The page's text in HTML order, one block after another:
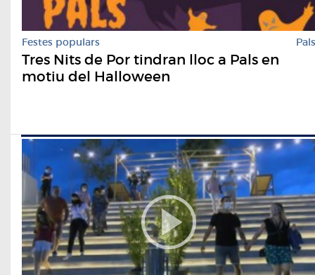
Festes populars Pals
Tres Nits de Por tindran lloc a Pals en
motiu del Halloween